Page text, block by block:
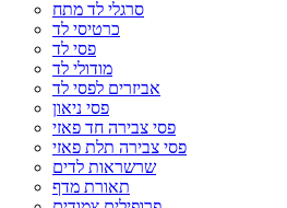
סרגלי לד מתח
כרטיסי לד
פסי לד
מודולי לד
אביזרים לפסי לד
פסי ניאון
פסי צבירה חד פאזי
פסי צבירה תלת פאזי
שרשראות לדים
תאורת מדף